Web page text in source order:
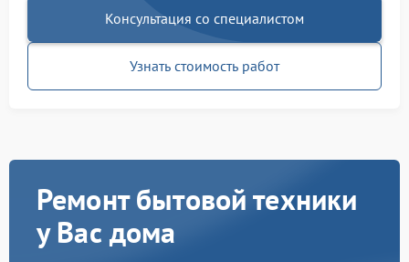
Консультация со специалистом
Узнать стоимость работ
Ремонт бытовой техники
у Вас дома